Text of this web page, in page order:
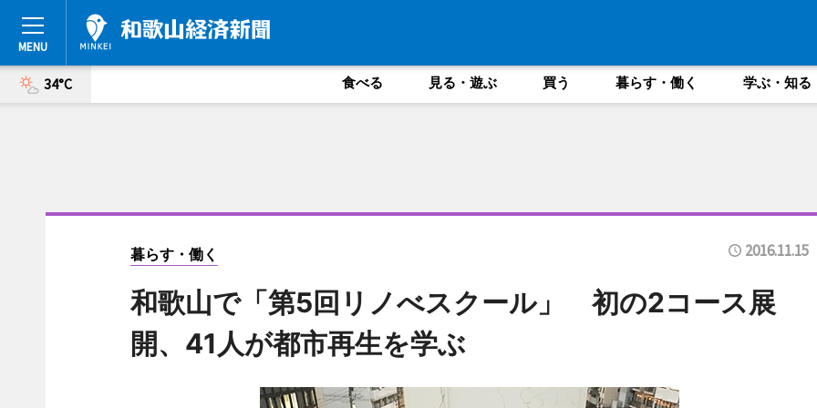
34°C 食べる 見る・遊ぶ 買う 暮らす・働く 学ぶ・知る
暮らす・働く 2016.11.15
和歌山で「第5回リノべスクール」 初の2コース展
開、41人が都市再生を学ぶ